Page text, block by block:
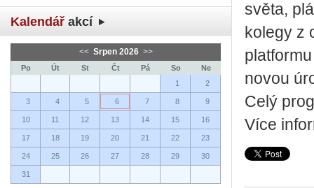
Kalendář akcí
<< Srpen 2026 >>
Po Út St Čt Pá So
Ne
1
2
3 4 5 6 7 8 9
10 11 12 13 14 15 16
17 18 19 20 21 22 23
24 25 26 27 28 29 30
31
světa,
ko­le­gy z
novou
Celý
Více